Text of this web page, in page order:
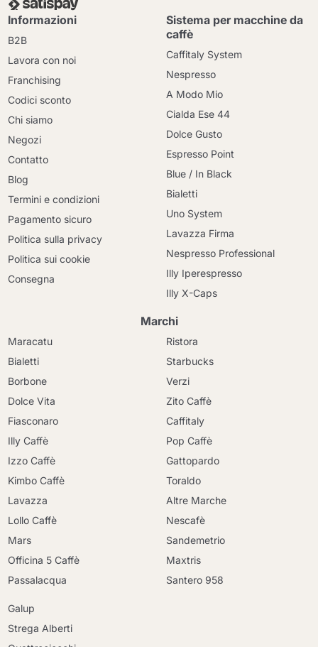
Continua a fare acquisti
Continua a fare acquisti
Informazioni
B2B
Lavora con noi
Franchising
Codici sconto
Chi siamo
Negozi
Contatto
Blog
Termini e condizioni
Pagamento sicuro
Politica sulla privacy
Politica sui cookie
Consegna
Sistema per macchine da
caffè
Caffitaly System
Nespresso
A Modo Mio
Cialda Ese 44
Dolce Gusto
Espresso Point
Blue / In Black
Bialetti
Uno System
Lavazza Firma
Nespresso Professional
Illy Iperespresso
Illy X-Caps
Marchi
Maracatu
Bialetti
Borbone
Dolce Vita
Fiasconaro
Illy Caffè
Izzo Caffè
Kimbo Caffè
Lavazza
Lollo Caffè
Mars
Officina 5 Caffè
Passalacqua
Ristora
Starbucks
Verzi
Zito Caffè
Caffitaly
Pop Caffè
Gattopardo
Toraldo
Altre Marche
Nescafè
Sandemetrio
Maxtris
Santero 958
Galup
Strega Alberti
Quattrociocchi